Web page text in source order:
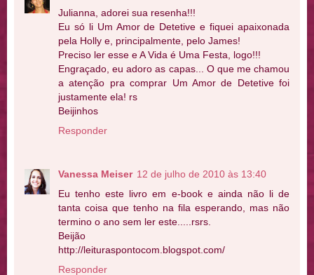
Julianna, adorei sua resenha!!!
Eu só li Um Amor de Detetive e fiquei apaixonada
pela Holly e, principalmente, pelo James!
Preciso ler esse e A Vida é Uma Festa, logo!!!
Engraçado, eu adoro as capas... O que me chamou
a atenção pra comprar Um Amor de Detetive foi
justamente ela! rs
Beijinhos
Responder
Vanessa Meiser 12 de julho de 2010 às 13:40
Eu tenho este livro em e-book e ainda não li de
tanta coisa que tenho na fila esperando, mas não
termino o ano sem ler este.....rsrs.
Beijão
http://leituraspontocom.blogspot.com/
Responder